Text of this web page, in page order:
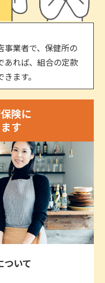
事業者で、保健所の
あれば、組合の定款
ます。
険に
す
ついて